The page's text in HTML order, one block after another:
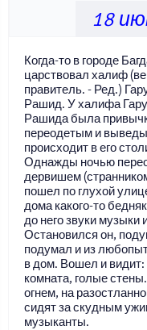
18
Когда-то в городе
царствовал халиф
правитель. - Ред.)
Рашид. У халифа
Рашида была
переодетым и
происходит в его
Однажды ночью
дервишем
пошел по глухой
дома какого-то
до него звуки музыки
Остановился он,
подумал и из
в дом. Вошел и видит:
комната, голые
огнем, на
сидят за скудным
музыканты.